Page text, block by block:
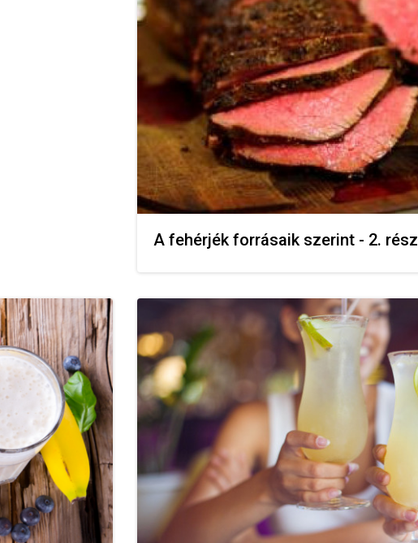
A fehérjék forrásaik szerint - 2. rész